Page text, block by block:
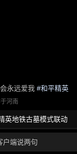
永远爱我 #和平精英
河南
英地铁古墓模式联动
户端说两句